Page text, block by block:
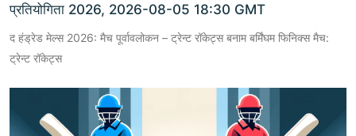
प्रतियोगिता 2026, 2026-08-05 18:30 GMT
द हंड्रेड मेल्स 2026: मैच पूर्वावलोकन – ट्रेन्ट रॉकेट्स बनाम बर्मिंघम फिनिक्स मैच:
ट्रेन्ट रॉकेट्स